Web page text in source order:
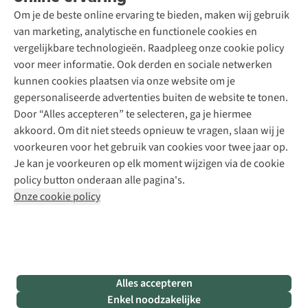
Om je de beste online ervaring te bieden, maken wij gebruik
van marketing, analytische en functionele cookies en
vergelijkbare technologieën. Raadpleeg onze cookie policy
voor meer informatie. Ook derden en sociale netwerken
kunnen cookies plaatsen via onze website om je
gepersonaliseerde advertenties buiten de website te tonen.
Door “Alles accepteren” te selecteren, ga je hiermee
akkoord. Om dit niet steeds opnieuw te vragen, slaan wij je
voorkeuren voor het gebruik van cookies voor twee jaar op.
Je kan je voorkeuren op elk moment wijzigen via de cookie
policy button onderaan alle pagina's.
Onze cookie policy
Alles accepteren
Enkel noodzakelijke
Schoenonderhoud
Schoenherstelling
Kledingherstelling
Retouches
Voor bedrijven
Explore Academy
Explore Camp
Gear Check
Inspiratie & advies
Meld je aan voor de nieuwsbrief
Follow us
Disclaimer Privacy Policy
Algemene voorwaarden
Cookie Policy